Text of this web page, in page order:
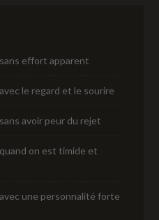
effort apparent
le regard et le sourire
avoir peur du rejet
on est timide et
une personnalité forte